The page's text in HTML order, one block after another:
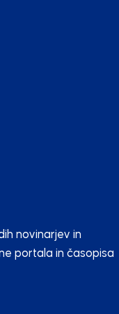
novinarjev in
portala in časopisa